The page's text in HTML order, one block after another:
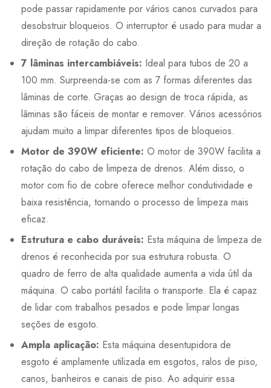
pode passar rapidamente por vários canos curvados para
desobstruir bloqueios. O interruptor é usado para mudar a
direção de rotação do cabo.
7 lâminas intercambiáveis: Ideal para tubos de 20 a
100 mm. Surpreenda-se com as 7 formas diferentes das
lâminas de corte. Graças ao design de troca rápida, as
lâminas são fáceis de montar e remover. Vários acessórios
ajudam muito a limpar diferentes tipos de bloqueios.
Motor de 390W eficiente: O motor de 390W facilita a
rotação do cabo de limpeza de drenos. Além disso, o
motor com fio de cobre oferece melhor condutividade e
baixa resistência, tornando o processo de limpeza mais
eficaz.
Estrutura e cabo duráveis: Esta máquina de limpeza de
drenos é reconhecida por sua estrutura robusta. O
quadro de ferro de alta qualidade aumenta a vida útil da
máquina. O cabo portátil facilita o transporte. Ela é capaz
de lidar com trabalhos pesados e pode limpar longas
seções de esgoto.
Ampla aplicação: Esta máquina desentupidora de
esgoto é amplamente utilizada em esgotos, ralos de piso,
canos, banheiros e canais de piso. Ao adquirir essa